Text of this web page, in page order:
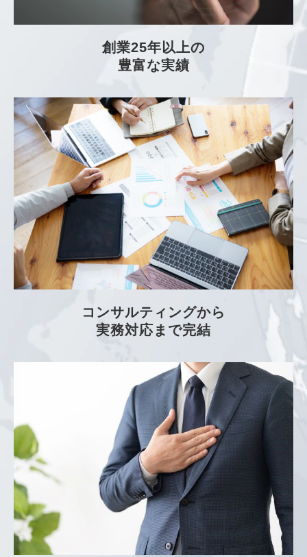
創業25年以上の
豊富な実績
コンサルティングから
実務対応まで完結